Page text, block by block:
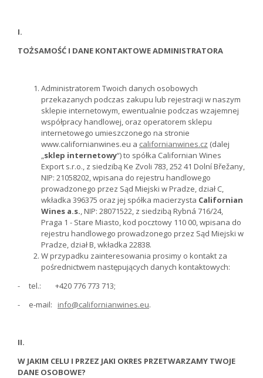
I.
TOŻSAMOŚĆ I DANE KONTAKTOWE ADMINISTRATORA
Administratorem Twoich danych osobowych
przekazanych podczas zakupu lub rejestracji w naszym
sklepie internetowym, ewentualnie podczas wzajemnej
współpracy handlowej, oraz operatorem sklepu
internetowego umieszczonego na stronie
www.californianwines.eu a californianwines.cz (dalej
„sklep internetowy“) to spółka Californian Wines
Export s.r.o., z siedzibą Ke Zvoli 783, 252 41 Dolní Břežany,
NIP: 21058202, wpisana do rejestru handlowego
prowadzonego przez Sąd Miejski w Pradze, dział C,
wkładka 396375 oraz jej spółka macierzysta Californian
Wines a.s., NIP: 28071522, z siedzibą Rybná 716/24,
Praga 1 - Stare Miasto, kod pocztowy 110 00, wpisana do
rejestru handlowego prowadzonego przez Sąd Miejski w
Pradze, dział B, wkładka 22838.
W przypadku zainteresowania prosimy o kontakt za
pośrednictwem następujących danych kontaktowych:
- tel.: +420 776 773 713;
- e-mail: info@californianwines.eu.
II.
W JAKIM CELU I PRZEZ JAKI OKRES PRZETWARZAMY TWOJE
DANE OSOBOWE?